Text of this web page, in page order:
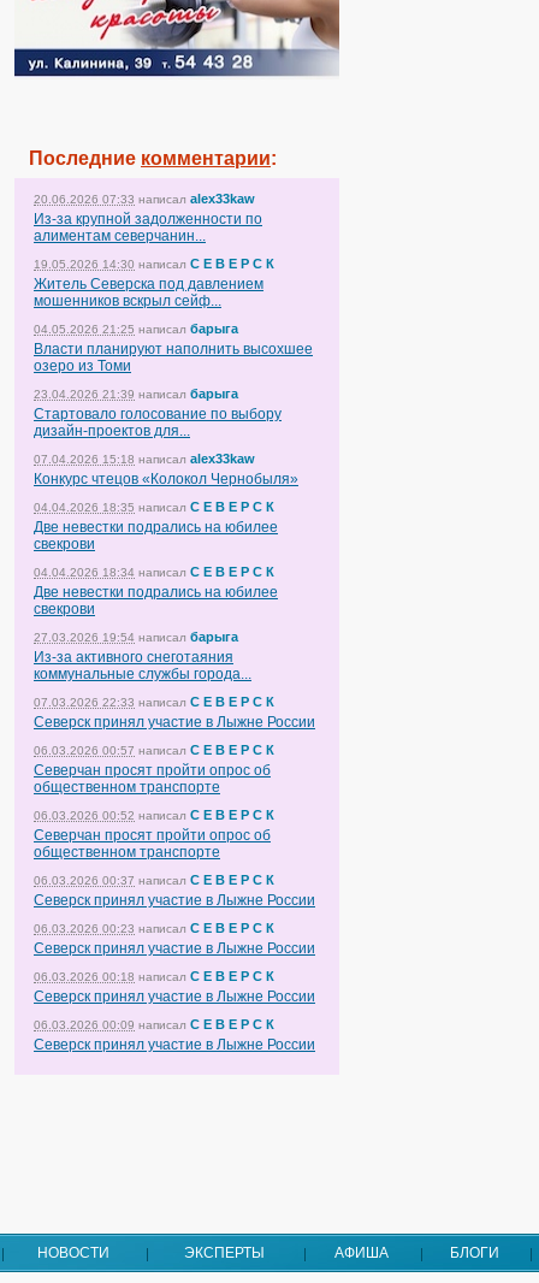
Последние комментарии:
20.06.2026 07:33 написал alex33kaw
Из-за крупной задолженности по
алиментам северчанин...
19.05.2026 14:30 написал С Е В Е Р С К
Житель Северска под давлением
мошенников вскрыл сейф...
04.05.2026 21:25 написал барыга
Власти планируют наполнить высохшее
озеро из Томи
23.04.2026 21:39 написал барыга
Стартовало голосование по выбору
дизайн-проектов для...
07.04.2026 15:18 написал alex33kaw
Конкурс чтецов «Колокол Чернобыля»
04.04.2026 18:35 написал С Е В Е Р С К
Две невестки подрались на юбилее
свекрови
04.04.2026 18:34 написал С Е В Е Р С К
Две невестки подрались на юбилее
свекрови
27.03.2026 19:54 написал барыга
Из-за активного снеготаяния
коммунальные службы города...
07.03.2026 22:33 написал С Е В Е Р С К
Северск принял участие в Лыжне России
06.03.2026 00:57 написал С Е В Е Р С К
Северчан просят пройти опрос об
общественном транспорте
06.03.2026 00:52 написал С Е В Е Р С К
Северчан просят пройти опрос об
общественном транспорте
06.03.2026 00:37 написал С Е В Е Р С К
Северск принял участие в Лыжне России
06.03.2026 00:23 написал С Е В Е Р С К
Северск принял участие в Лыжне России
06.03.2026 00:18 написал С Е В Е Р С К
Северск принял участие в Лыжне России
06.03.2026 00:09 написал С Е В Е Р С К
Северск принял участие в Лыжне России
НОВОСТИ ЭКСПЕРТЫ АФИША БЛОГИ